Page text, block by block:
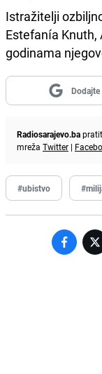
Istražitelji
Estefanía
godinama
Dodajte
Radiosarajevo.ba
mreža Twitter |
#ubistvo